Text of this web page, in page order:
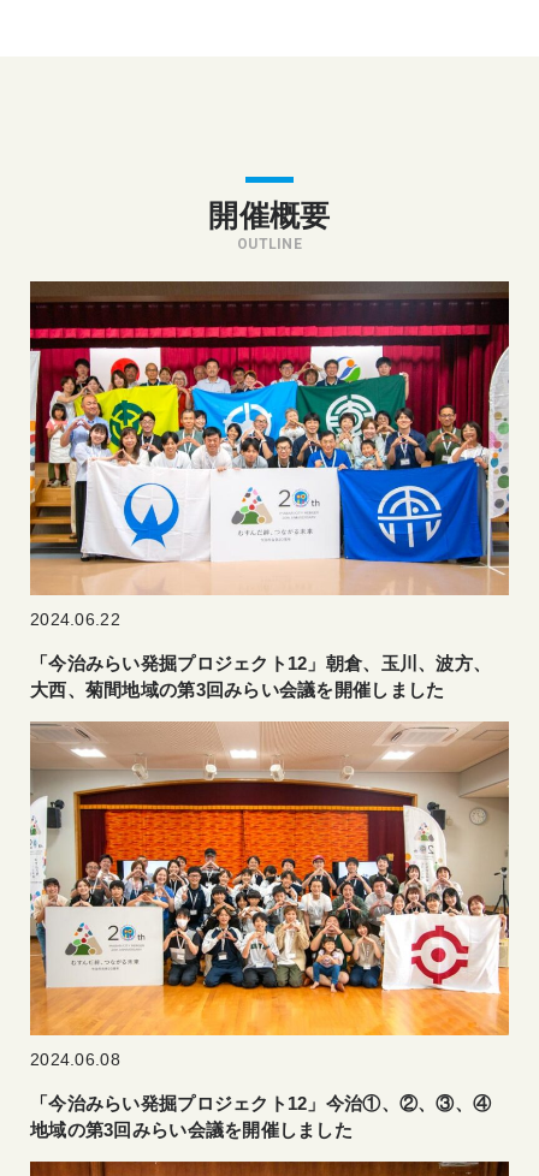
開催概要
OUTLINE
2024.06.22
「今治みらい発掘プロジェクト12」朝倉、玉川、波方、
大西、菊間地域の第3回みらい会議を開催しました
2024.06.08
「今治みらい発掘プロジェクト12」今治①、②、③、④
地域の第3回みらい会議を開催しました